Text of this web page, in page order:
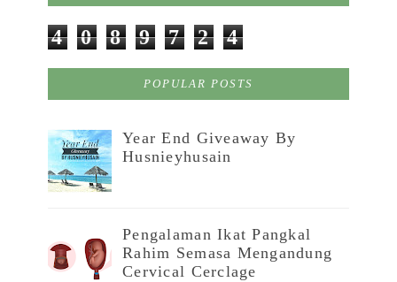
4 0 8 9 7 2 4
POPULAR POSTS
Year End Giveaway By
Husnieyhusain
Pengalaman Ikat Pangkal
Rahim Semasa Mengandung
Cervical Cerclage